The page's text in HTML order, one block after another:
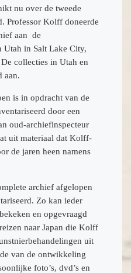
nu over de tweede
Professor Kolff doneerde
aan de
in Salt Lake City,
collecties in Utah en
aan.
is in opdracht van de
door een
oud-archiefinspecteur
uit materiaal dat Kolff-
de jaren heen namens
archief afgelopen
Zo kan ieder
en opgevraagd
naar Japan die Kolff
uit
van de ontwikkeling
foto’s, dvd’s en